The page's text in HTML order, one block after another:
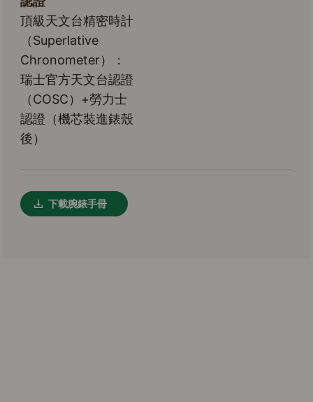
頂級天文台精密時計
（Superlative
Chronometer）：
瑞士官方天文台認證
（COSC）+勞力士
認證（機芯裝進錶殼
後）
下載腕錶手冊